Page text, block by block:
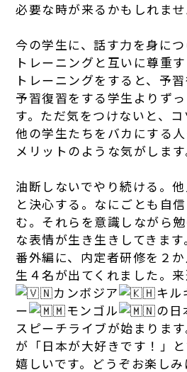
必要な時が来るかもしれませ
今の学生に、話す力を身に
トレーニングと互いに尊重
トレーニングをすると、予習
予習復習をする学生よりず
す。ただ気をつけないと、
他の学生たちをバカにする
メリットのような気がします
油断しないでやり続ける。
と決心する。なにごとも自
む。それらを意識しながら
な表情が生き生きしてきま
番外編に、内定者研修を２
生４名が出てくれました。
カンボジア
キル
ー
モンゴル
の日
スピーチライブが始まりま
が「日本が大好きです！」
嬉しいです。どうぞお楽しみ